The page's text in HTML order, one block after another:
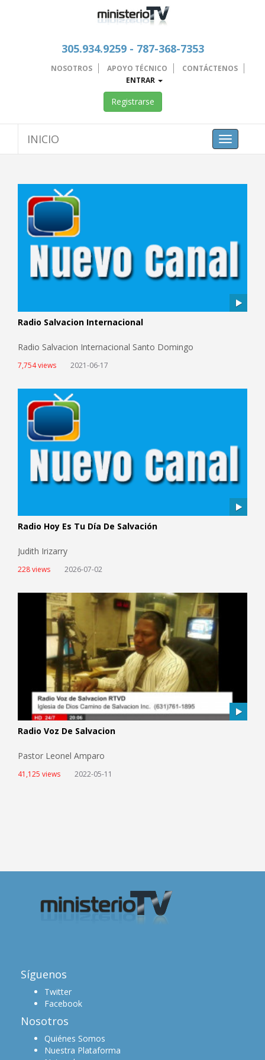
305.934.9259 - 787-368-7353
NOSOTROS APOYO TÉCNICO
CONTÁCTENOS
ENTRAR
Registrarse
Toggle
navigation
INICIO
Radio Salvacion Internacional
Radio Salvacion Internacional Santo Domingo
7,754 views 2021-06-17
Radio Hoy Es Tu Día De Salvación
Judith Irizarry
228 views 2026-07-02
Radio Voz De Salvacion
Pastor Leonel Amparo
41,125 views 2022-05-11
Síguenos
Twitter
Facebook
Nosotros
Quiénes Somos
Nuestra Plataforma